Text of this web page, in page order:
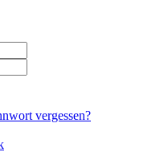
vergessen?